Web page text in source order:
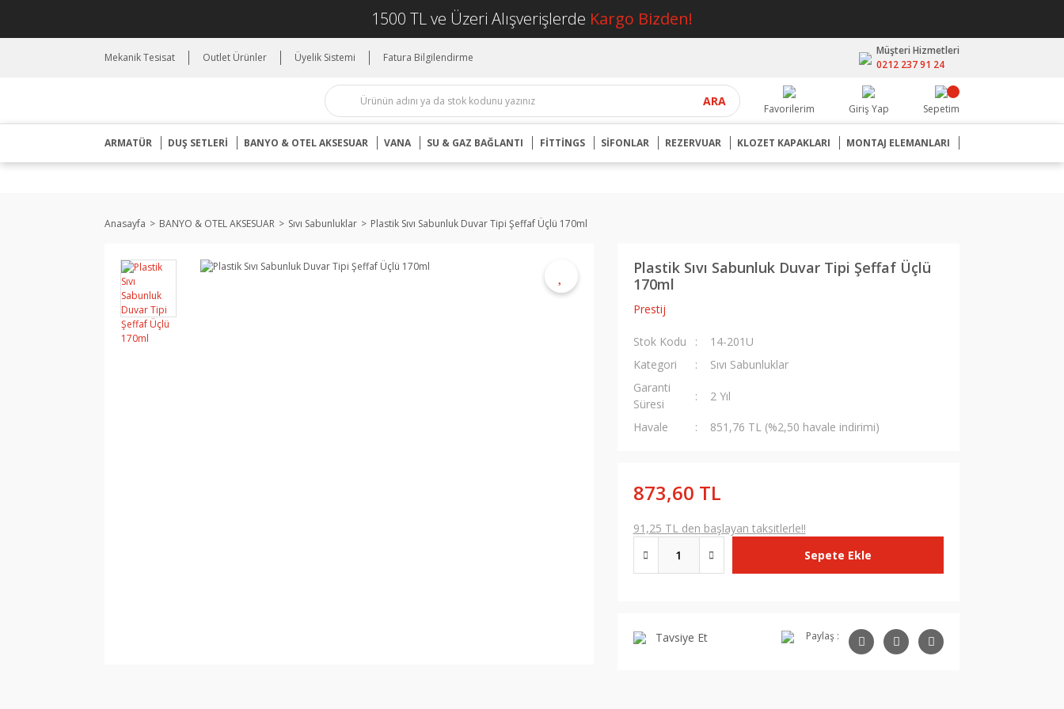
1500 TL ve Üzeri Alışverişlerde Kargo Bizden!
Mekanik Tesisat Outlet Ürünler Üyelik Sistemi Fatura Bilgilendirme
Müşteri Hizmetleri
0212 237 91 24
ARA
Favorilerim Giriş Yap Sepetim
ARMATÜR DUŞ SETLERİ BANYO & OTEL AKSESUAR VANA SU & GAZ BAĞLANTI FİTTİNGS SİFONLAR REZERVUAR KLOZET KAPAKLARI MONTAJ ELEMANLARI
Anasayfa BANYO & OTEL AKSESUAR Sıvı Sabunluklar Plastik Sıvı Sabunluk Duvar Tipi Şeffaf Üçlü 170ml
Plastik Sıvı Sabunluk Duvar Tipi Şeffaf Üçlü
170ml
Prestij
Stok Kodu
14-201U
Kategori
Sıvı Sabunluklar
Garanti
Süresi
2 Yıl
Havale 851,76 TL (%2,50 havale indirimi)
873,60 TL
91,25 TL den başlayan taksitlerle!!
Sepete Ekle
Tavsiye Et Paylaş :